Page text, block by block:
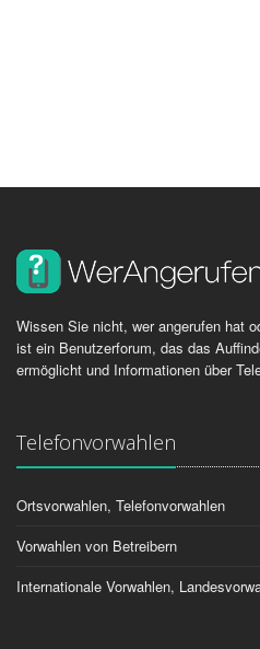
Wissen Sie nicht, wer angerufen hat
ist ein Benutzerforum, das das
ermöglicht und Informationen über
Telefonvorwahlen
Ortsvorwahlen, Telefonvorwahlen
Vorwahlen von Betreibern
Internationale Vorwahlen,